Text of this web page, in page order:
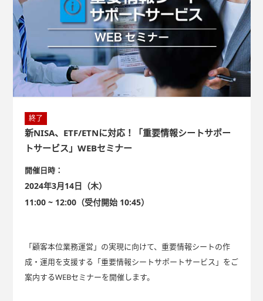
終了
新NISA、ETF/ETNに対応！「重要情報シートサポー
トサービス」WEBセミナー
開催日時：
2024年3月14日（木）
11:00 ~ 12:00（受付開始 10:45）
「顧客本位業務運営」の実現に向けて、重要情報シートの作
成・運用を支援する「重要情報シートサポートサービス」をご
案内するWEBセミナーを開催します。